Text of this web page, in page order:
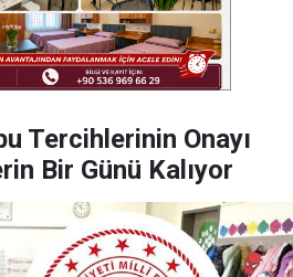
Tercihlerinin Onayı
Bir Günü Kalıyor